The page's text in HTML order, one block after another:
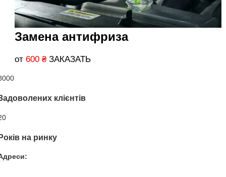
Замена антифриза
от 600 ₴ ЗАКАЗАТЬ
клієнтів
на ринку